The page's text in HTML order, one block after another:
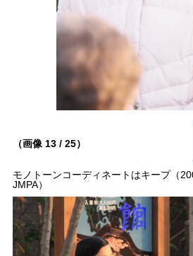
（画像 13 / 25）
モノトーンコーディネートはキープ（
JMPA）